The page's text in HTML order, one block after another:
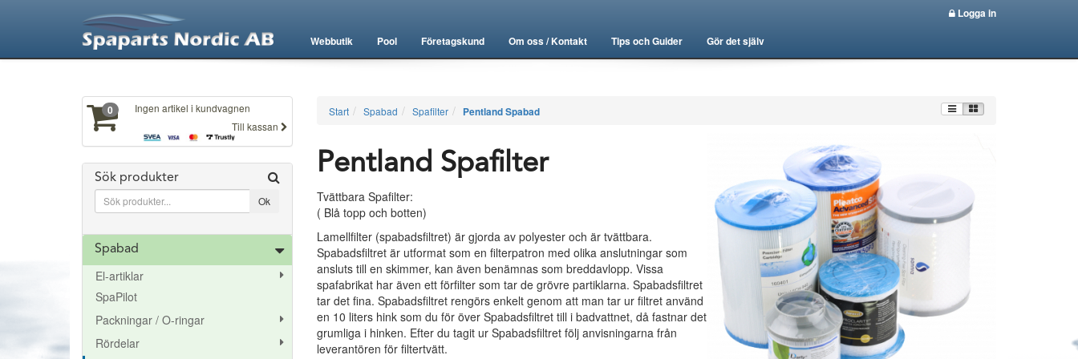
Webbutik Pool Företagskund Om oss / Kontakt Tips och Guider Gör det själv
Logga in
0
Ingen artikel i kundvagnen
Till kassan
Sök produkter
Spabad
El-artiklar
SpaPilot
Packningar / O-ringar
Rördelar
Start Spabad Spafilter Pentland Spabad
Pentland Spafilter
Tvättbara Spafilter:
( Blå topp och botten)
Lamellfilter (spabadsfiltret) är gjorda av polyester och är tvättbara.
Spabadsfiltret är utformat som en filterpatron med olika anslutningar som
ansluts till en skimmer, kan även benämnas som breddavlopp. Vissa
spafabrikat har även ett förfilter som tar de grövre partiklarna. Spabadsfiltret
tar det fina. Spabadsfiltret rengörs enkelt genom att man tar ur filtret använd
en 10 liters hink som du för över Spabadsfiltret till i badvattnet, då fastnar det
grumliga i hinken. Efter du tagit ur Spabadsfiltret följ anvisningarna från
leverantören för filtertvätt.